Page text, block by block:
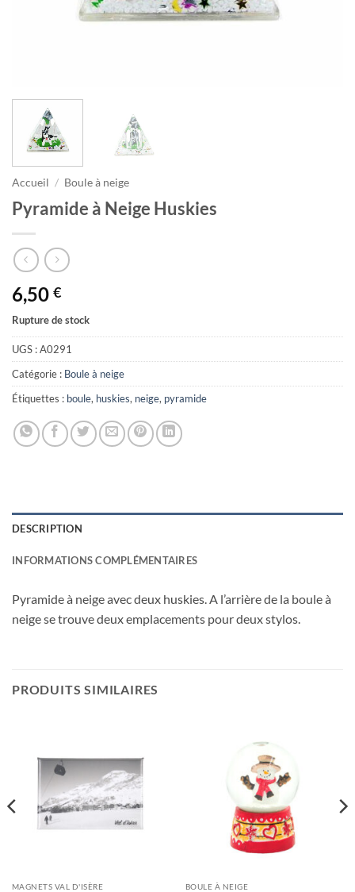
Accueil / Boule à neige
Pyramide à Neige Huskies
6,50 €
Rupture de stock
UGS :A0291
Catégorie : Boule à neige
Étiquettes : boule, huskies, neige, pyramide
DESCRIPTION
INFORMATIONS COMPLÉMENTAIRES
Pyramide à neige avec deux huskies. A l’arrière de la boule à
neige se trouve deux emplacements pour deux stylos.
PRODUITS SIMILAIRES
MAGNETS VAL D'ISÈRE BOULE À NEIGE